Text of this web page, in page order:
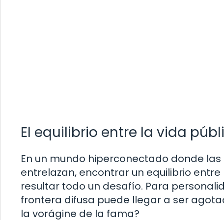
El equilibrio entre la vida
En un mundo hiperconectado donde
entrelazan, encontrar un equilibrio
resultar todo un desafío. Para
frontera difusa puede llegar a ser
la vorágine de la fama?